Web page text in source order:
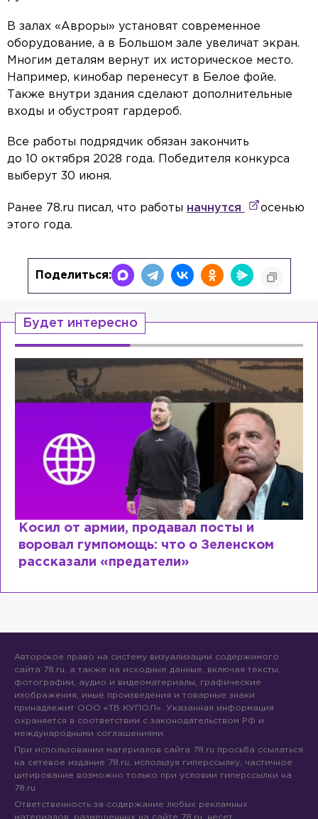
В залах «Авроры» установят современное
оборудование, а в Большом зале увеличат экран.
Многим деталям вернут их историческое место.
Например, кинобар перенесут в Белое фойе.
Также внутри здания сделают дополнительные
входы и обустроят гардероб.
Все работы подрядчик обязан закончить
до 10 октября 2028 года. Победителя конкурса
выберут 30 июня.
Ранее 78.ru писал, что работы начнутся
осенью
этого года.
Поделиться:
Будет интересно
Рыдает из-за мужа, но опять
Лазаревым: как Лера Кудрявцева
сходит с ума
Авторское право на систему визуализации содержимого
сайта 78.ru, а также на исходные данные, включая тексты,
фотографии, аудио и видеоматериалы, графические
изображения, иные произведения и товарные знаки
принадлежит ООО «ТВ КУПОЛ». Указанная информация
охраняется в соответствии с законодательством РФ и
международными соглашениями.
При использовании материалов сайта 78.ru просьба ссылаться
на сетевое издание 78.ru, используя гиперссылку, частичное
цитирование возможно только при условии гиперссылки на
78.ru
Ответственность за содержание любых рекламных